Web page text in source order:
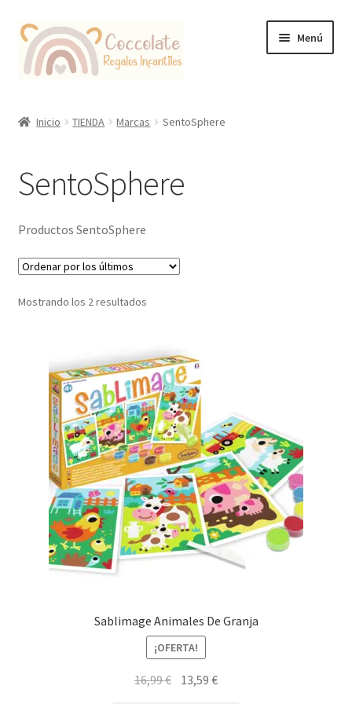
Ir
la
Ir
contenido
Menú
Inicio TIENDA Marcas SentoSphere
SentoSphere
Productos SentoSphere
Mostrando los 2 resultadosOrdenado
últimos
Sablimage Animales De Granja
¡OFERTA!
16,99€ El13,59€El